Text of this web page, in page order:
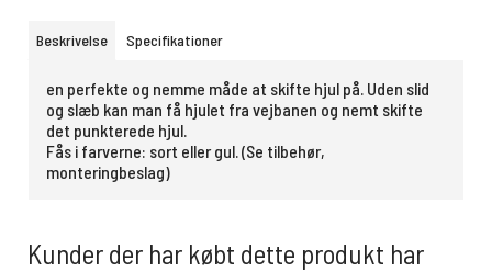
Beskrivelse Specifikationer
en perfekte og nemme måde at skifte hjul på. Uden slid
og slæb kan man få hjulet fra vejbanen og nemt skifte
det punkterede hjul.
Fås i farverne: sort eller gul.(Se tilbehør,
monteringbeslag)
Kunder der har købt dette produkt har